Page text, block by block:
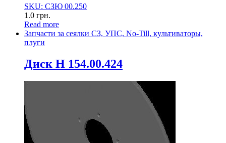
SKU: СЗЮ 00.250
1.0 грн.
Read more
Запчасти за сеялки СЗ, УПС, No-Till, культиваторы,
плуги
Диск Н 154.00.424